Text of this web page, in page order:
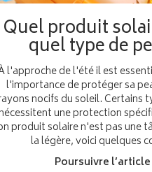
Quel produit
quel type de
l'approche de l'été il est
l'importance de protéger sa
nocifs du soleil. Certains
une protection
produit solaire n'est pas une
la légère, voici quelques
Poursuivre